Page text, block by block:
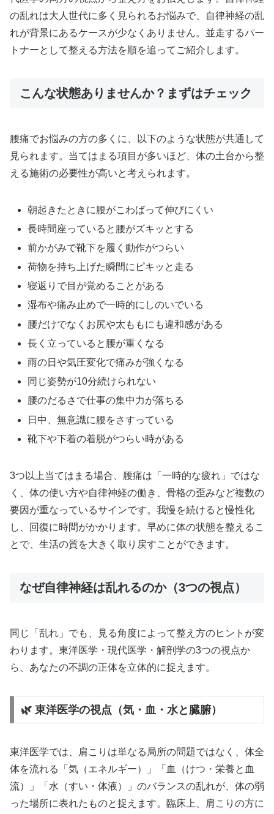
の乱れは大人世代に多く見られるお悩みで、自律神経の乱
れが背景にあるケースが少なくありません。並走するパー
トナーとして整える方法を順を追ってご紹介します。
こんな状態ありませんか？まずはチェック
腰痛でお悩みの方の多くに、以下のような状態が共通して
見られます。当てはまる項目が多いほど、体の土台から整
える施術の必要性が高いと考えられます。
朝起きたときに腰がこわばって伸びにくい
長時間座っていると腰がズキッとする
前かがみで靴下を履く動作がつらい
荷物を持ち上げた瞬間にピキッと走る
寝返りで目が覚めることがある
湿布や痛み止めで一時的にしのいでいる
腰だけでなくお尻や太ももにも違和感がある
長く立っていると腰が重くなる
雨の日や気圧変化で痛みが強くなる
同じ姿勢が10分続けられない
腰のだるさで仕事の集中力が落ちる
日中、無意識に腰をさすっている
靴下や下着の着脱がつらい時がある
3つ以上当てはまる場合、腰痛は「一時的な疲れ」ではな
く、体の使い方や自律神経の働き、骨格の歪みなど複数の
要因が重なっているサインです。我慢を続けると慢性化
し、回復に時間がかかります。早めに体の状態を整えるこ
とで、生活の質を大きく取り戻すことができます。
なぜ自律神経は乱れるのか（3つの視点）
同じ「乱れ」でも、見る角度によって整え方のヒントが変
わります。東洋医学・現代医学・解剖学の3つの視点か
ら、あなたの不調の正体を立体的に捉えます。
🌿 東洋医学の視点（気・血・水と臓腑）
東洋医学では、肩こりは単なる局所の問題ではなく、体全
体を流れる「気（エネルギー）」「血（けつ・栄養と血
流）」「水（すい・体液）」のバランスの乱れが、体の弱
った場所に表れたものと捉えます。臨床上、肩こりの方に